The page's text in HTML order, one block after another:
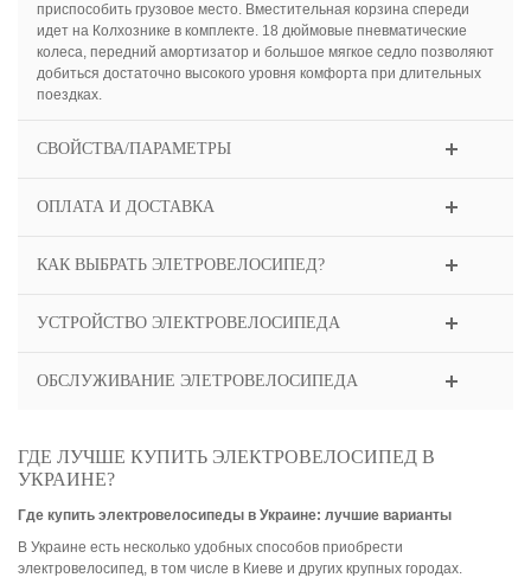
приспособить грузовое место. Вместительная корзина спереди
идет на Колхознике в комплекте. 18 дюймовые пневматические
колеса, передний амортизатор и большое мягкое седло позволяют
добиться достаточно высокого уровня комфорта при длительных
поездках.
СВОЙСТВА/ПАРАМЕТРЫ
ОПЛАТА И ДОСТАВКА
КАК ВЫБРАТЬ ЭЛЕТРОВЕЛОСИПЕД?
УСТРОЙСТВО ЭЛЕКТРОВЕЛОСИПЕДА
ОБСЛУЖИВАНИЕ ЭЛЕТРОВЕЛОСИПЕДА
ГДЕ ЛУЧШЕ КУПИТЬ ЭЛЕКТРОВЕЛОСИПЕД В
УКРАИНЕ?
Где купить электровелосипеды в Украине: лучшие варианты
В Украине есть несколько удобных способов приобрести
электровелосипед, в том числе в Киеве и других крупных городах.